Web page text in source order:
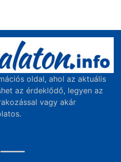
oldal, ahol az aktuális
az érdeklődő, legyen az
vagy akár